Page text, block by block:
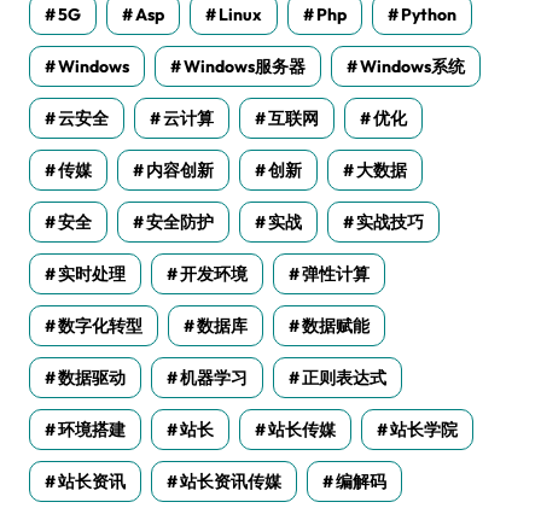
5G Asp Linux Php Python
Windows Windows服务器 Windows系统
云安全 云计算 互联网 优化
传媒 内容创新 创新 大数据
安全 安全防护 实战 实战技巧
实时处理 开发环境 弹性计算
数字化转型 数据库 数据赋能
数据驱动 机器学习 正则表达式
环境搭建 站长 站长传媒 站长学院
站长资讯 站长资讯传媒 编解码